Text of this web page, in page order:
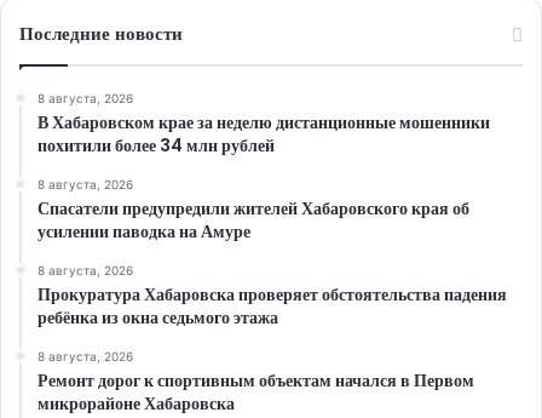
Последние новости
8 августа, 2026
В Хабаровском крае за неделю дистанционные мошенники
похитили более 34 млн рублей
8 августа, 2026
Спасатели предупредили жителей Хабаровского края об
усилении паводка на Амуре
8 августа, 2026
Прокуратура Хабаровска проверяет обстоятельства падения
ребёнка из окна седьмого этажа
8 августа, 2026
Ремонт дорог к спортивным объектам начался в Первом
микрорайоне Хабаровска